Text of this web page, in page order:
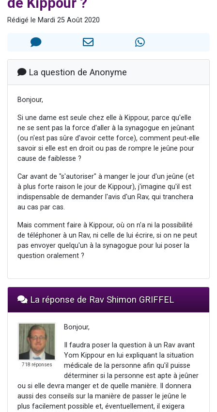
Il reste 49 places pour étudier en groupe sur Zoom
12 nouvelles musiques dans Torah-Box Music
Rédigé le Mardi 25 Août 2020
La question de Anonyme
Bonjour,
Si une dame est seule chez elle à Kippour, parce qu'elle
ne se sent pas la force d'aller à la synagogue en jeûnant
(ou n'est pas sûre d'avoir cette force), comment peut-elle
savoir si elle est en droit ou pas de rompre le jeûne pour
cause de faiblesse ?
Car avant de "s'autoriser" à manger le jour d'un jeûne (et
à plus forte raison le jour de Kippour), j'imagine qu'il est
indispensable de demander l'avis d'un Rav, qui tranchera
au cas par cas.
Mais comment faire à Kippour, où on n'a ni la possibilité
de téléphoner à un Rav, ni celle de lui écrire, si on ne peut
pas envoyer quelqu'un à la synagogue pour lui poser la
question oralement ?
La réponse de Rav Shimon GRIFFEL
718 réponses
Bonjour,
Il faudra poser la question à un Rav avant
Yom Kippour en lui expliquant la situation
médicale de la personne afin qu'il puisse
déterminer si la personne est apte à jeûner
ou si elle devra manger et de quelle manière. Il donnera
aussi des conseils sur la manière de passer le jeûne le
plus facilement possible et, éventuellement, il exigera